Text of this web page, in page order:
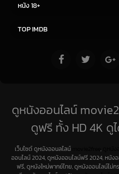
หนัง 18+
TOP IMDB
ดูหนังออนไลน์
ดูฟรี ทั้ง HD 4K ดู
เว็บไซต์ ดูหนังออนลไลน์ ,
ออนไลน์ 2024, ดูหนังออนไลน์ฟรี 2024, หนัง
ฟรี, ดูหนังใหม่พากย์ไทย, ดูหนังออนไลน์ไม่